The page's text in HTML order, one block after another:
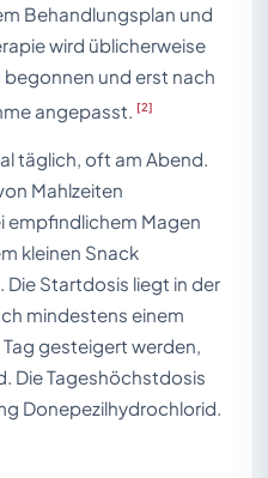
Behandlungsplan und
wird üblicherweise
begonnen und erst nach
angepasst.
[2]
täglich, oft am Abend.
Mahlzeiten
empfindlichem Magen
kleinen Snack
Startdosis liegt in der
mindestens einem
gesteigert werden,
Die Tageshöchstdosis
Donepezilhydrochlorid.